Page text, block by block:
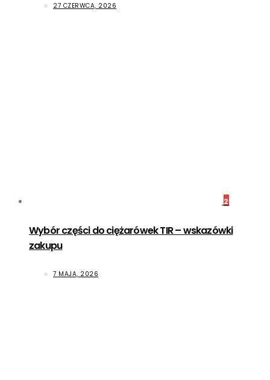
27 CZERWCA, 2026
2
Wybór części do ciężarówek TIR – wskazówki
zakupu
7 MAJA, 2026